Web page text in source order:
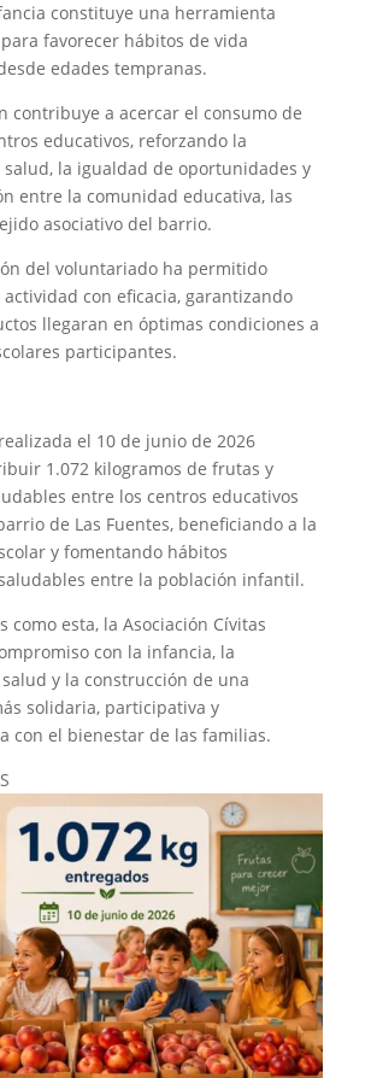
constituye una herramienta
favorecer hábitos de vida
edades tempranas.
contribuye a acercar el consumo de
educativos, reforzando la
la igualdad de oportunidades y
entre la comunidad educativa, las
asociativo del barrio.
del voluntariado ha permitido
con eficacia, garantizando
llegaran en óptimas condiciones a
participantes.
el 10 de junio de 2026
1.072 kilogramos de frutas y
entre los centros educativos
de Las Fuentes, beneficiando a la
y fomentando hábitos
entre la población infantil.
como esta, la Asociación Cívitas
con la infancia, la
y la construcción de una
solidaria, participativa y
con el bienestar de las familias.